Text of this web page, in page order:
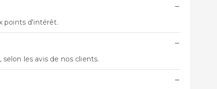
−
points d'intérêt.
−
, selon les avis de nos clients.
−